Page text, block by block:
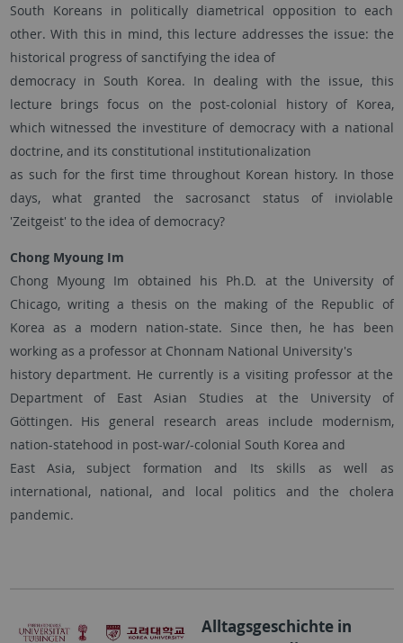
South Koreans in politically diametrical opposition to each
other. With this in mind, this lecture addresses the issue: the
historical progress of sanctifying the idea of
democracy in South Korea. In dealing with the issue, this
lecture brings focus on the post-colonial history of Korea,
which witnessed the investiture of democracy with a national
doctrine, and its constitutional institutionalization
as such for the first time throughout Korean history. In those
days, what granted the sacrosanct status of inviolable
'Zeitgeist' to the idea of democracy?
Chong Myoung Im
Chong Myoung Im obtained his Ph.D. at the University of
Chicago, writing a thesis on the making of the Republic of
Korea as a modern nation-state. Since then, he has been
working as a professor at Chonnam National University's
history department. He currently is a visiting professor at the
Department of East Asian Studies at the University of
Göttingen. His general research areas include modernism,
nation-statehood in post-war/-colonial South Korea and
East Asia, subject formation and Its skills as well as
international, national, and local politics and the cholera
pandemic.
Alltagsgeschichte in